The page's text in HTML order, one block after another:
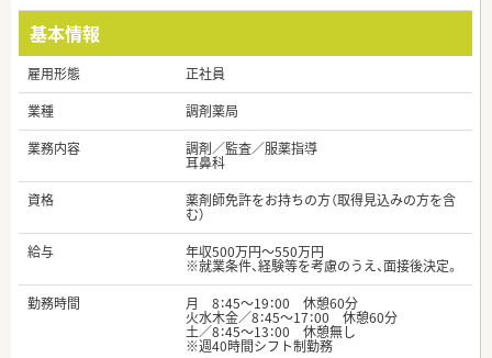
基本情報
雇用形態
正社員
業種
調剤薬局
業務内容
調剤／監査／服薬指導
耳鼻科
資格
薬剤師免許をお持ちの方（取得見込みの方を含
む）
給与
年収500万円～550万円
※就業条件、経験等を考慮のうえ、面接後決定。
勤務時間
月 8：45～19：00 休憩60分
火水木金／8：45～17：00 休憩60分
土／8：45～13：00 休憩無し
※週40時間シフト制勤務